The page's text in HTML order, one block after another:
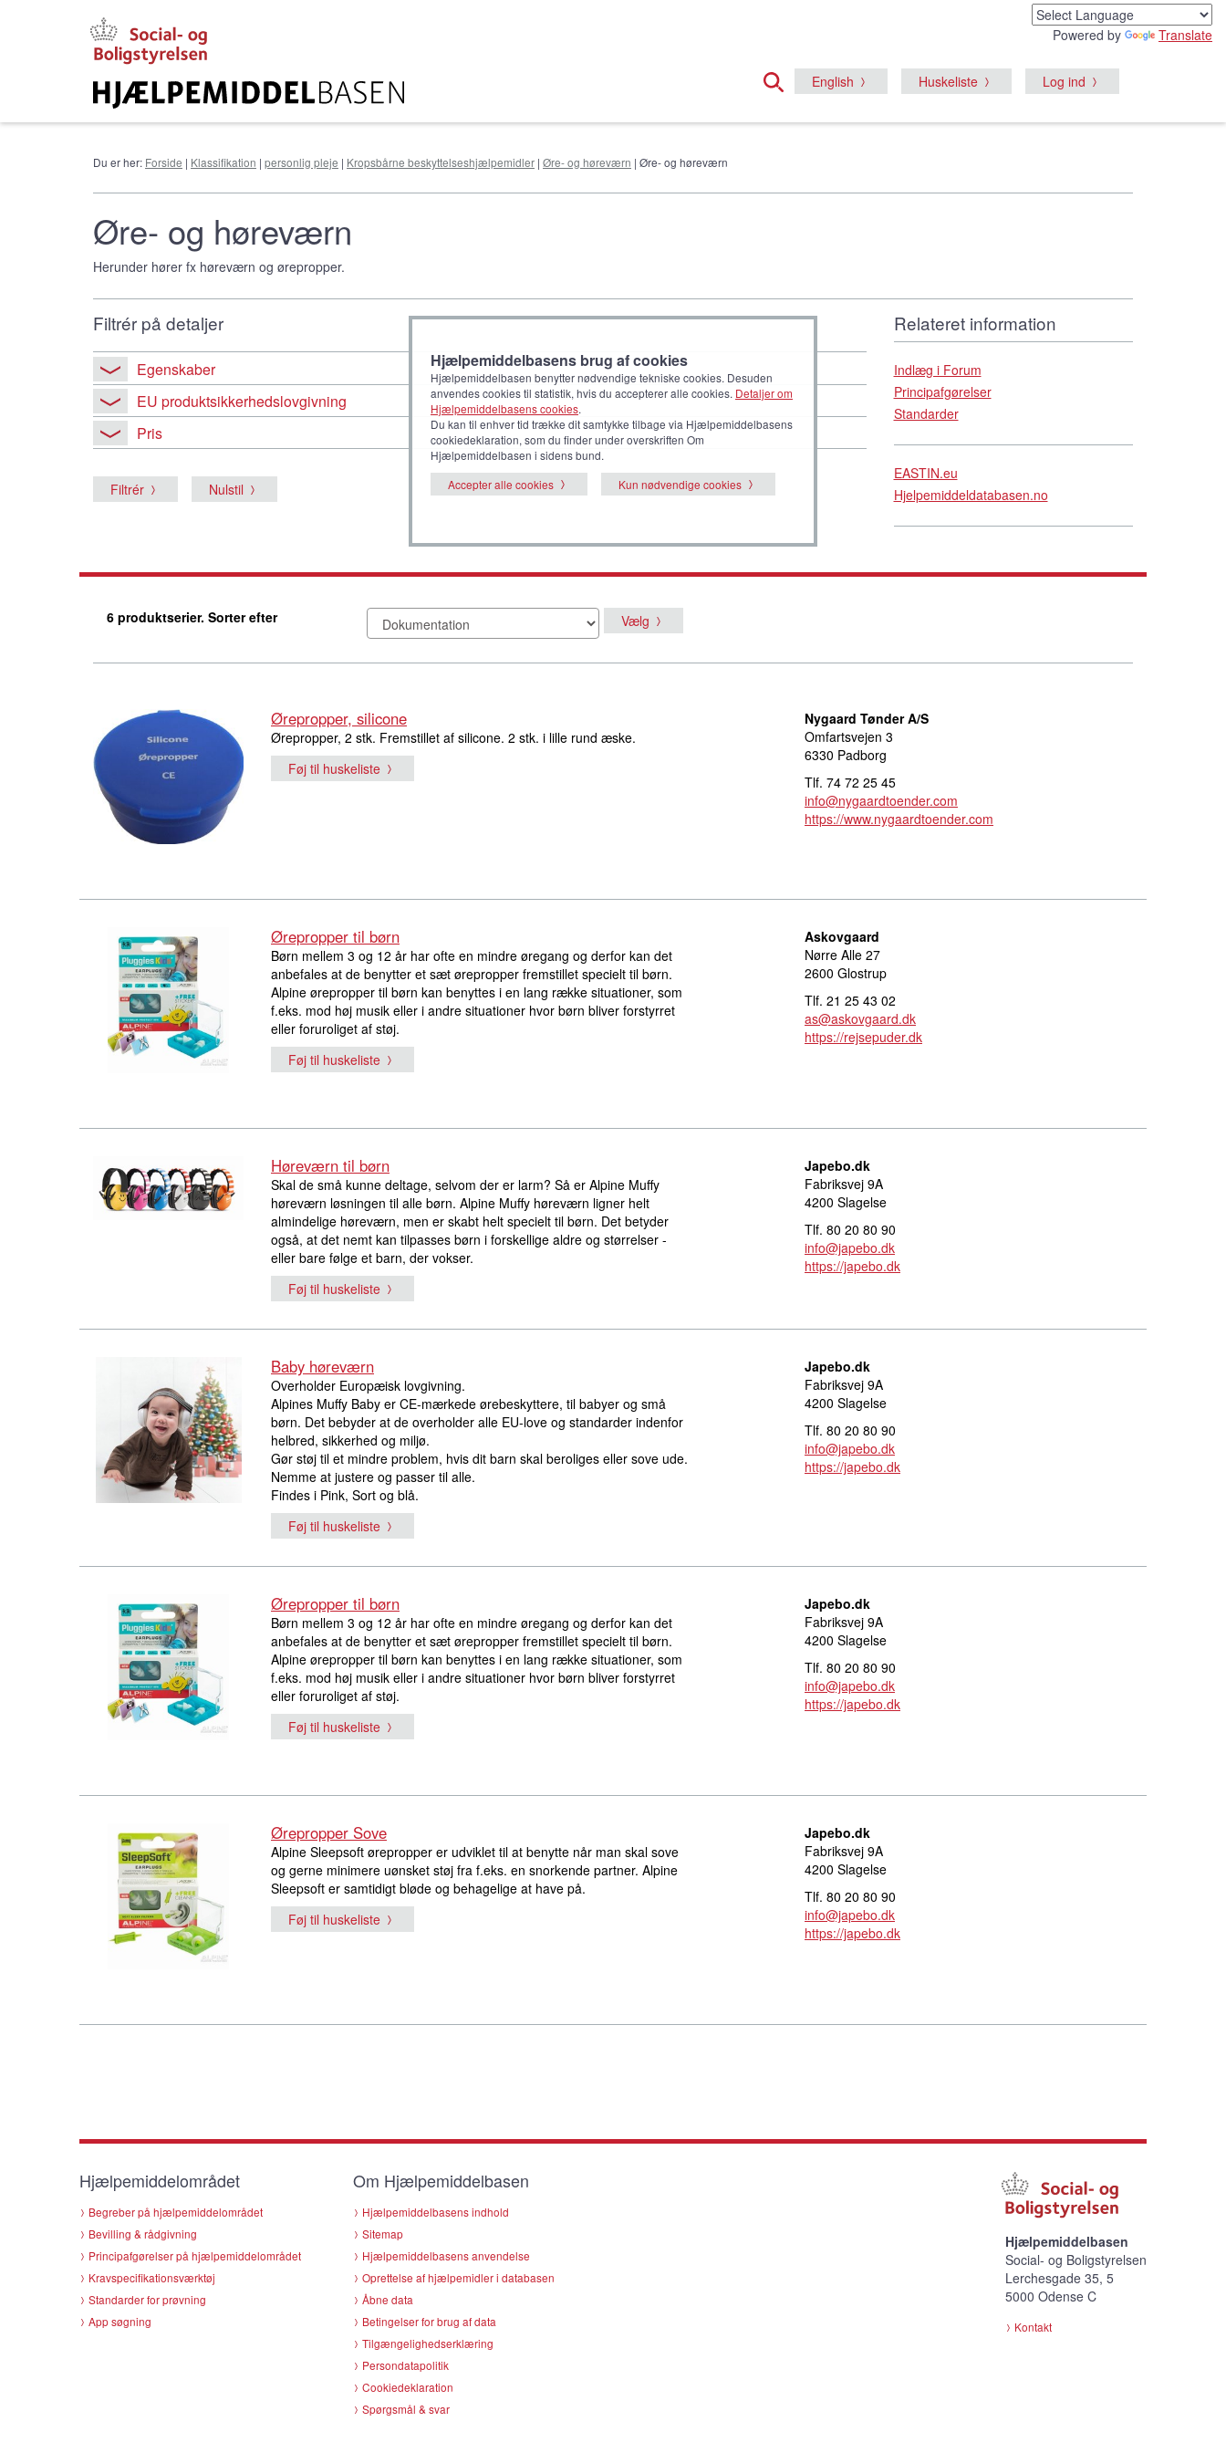
Powered by Translate
English Huskeliste Log ind
Du er her: Forside | Klassifikation | personlig pleje | Kropsbårne beskyttelseshjælpemidler | Øre- og høreværn | Øre- og høreværn
Øre- og høreværn
Herunder hører fx høreværn og ørepropper.
Filtrér på detaljer
Egenskaber
EU produktsikkerhedslovgivning
Pris
Filtrér Nulstil
Relateret information
Indlæg i Forum
Principafgørelser
Standarder
EASTIN.eu
Hjelpemiddeldatabasen.no
6 produktserier. Sorter efter Vælg
Ørepropper, silicone
Ørepropper, 2 stk. Fremstillet af silicone. 2 stk. i lille rund æske.
Føj til huskeliste
Nygaard Tønder A/S
Omfartsvejen 3
6330 Padborg
Tlf. 74 72 25 45
info@nygaardtoender.com
https://www.nygaardtoender.com
Ørepropper til børn
Børn mellem 3 og 12 år har ofte en mindre øregang og derfor kan det
anbefales at de benytter et sæt ørepropper fremstillet specielt til børn.
Alpine ørepropper til børn kan benyttes i en lang række situationer, som
f.eks. mod høj musik eller i andre situationer hvor børn bliver forstyrret
eller foruroliget af støj.
Føj til huskeliste
Askovgaard
Nørre Alle 27
2600 Glostrup
Tlf. 21 25 43 02
as@askovgaard.dk
https://rejsepuder.dk
Høreværn til børn
Skal de små kunne deltage, selvom der er larm? Så er Alpine Muffy
høreværn løsningen til alle børn. Alpine Muffy høreværn ligner helt
almindelige høreværn, men er skabt helt specielt til børn. Det betyder
også, at det nemt kan tilpasses børn i forskellige aldre og størrelser -
eller bare følge et barn, der vokser.
Føj til huskeliste
Japebo.dk
Fabriksvej 9A
4200 Slagelse
Tlf. 80 20 80 90
info@japebo.dk
https://japebo.dk
Baby høreværn
Overholder Europæisk lovgivning.
Alpines Muffy Baby er CE-mærkede ørebeskyttere, til babyer og små
børn. Det bebyder at de overholder alle EU-love og standarder indenfor
helbred, sikkerhed og miljø.
Gør støj til et mindre problem, hvis dit barn skal beroliges eller sove ude.
Nemme at justere og passer til alle.
Findes i Pink, Sort og blå.
Føj til huskeliste
Japebo.dk
Fabriksvej 9A
4200 Slagelse
Tlf. 80 20 80 90
info@japebo.dk
https://japebo.dk
Ørepropper til børn
Børn mellem 3 og 12 år har ofte en mindre øregang og derfor kan det
anbefales at de benytter et sæt ørepropper fremstillet specielt til børn.
Alpine ørepropper til børn kan benyttes i en lang række situationer, som
f.eks. mod høj musik eller i andre situationer hvor børn bliver forstyrret
eller foruroliget af støj.
Føj til huskeliste
Japebo.dk
Fabriksvej 9A
4200 Slagelse
Tlf. 80 20 80 90
info@japebo.dk
https://japebo.dk
Ørepropper Sove
Alpine Sleepsoft ørepropper er udviklet til at benytte når man skal sove
og gerne minimere uønsket støj fra f.eks. en snorkende partner. Alpine
Sleepsoft er samtidigt bløde og behagelige at have på.
Føj til huskeliste
Japebo.dk
Fabriksvej 9A
4200 Slagelse
Tlf. 80 20 80 90
info@japebo.dk
https://japebo.dk
Hjælpemiddelområdet
Begreber på hjælpemiddelområdet
Bevilling & rådgivning
Principafgørelser på hjælpemiddelområdet
Kravspecifikationsværktøj
Standarder for prøvning
App søgning
Om Hjælpemiddelbasen
Hjælpemiddelbasens indhold
Sitemap
Hjælpemiddelbasens anvendelse
Oprettelse af hjælpemidler i databasen
Åbne data
Betingelser for brug af data
Tilgængelighedserklæring
Persondatapolitik
Cookiedeklaration
Spørgsmål & svar
Hjælpemiddelbasen
Social- og Boligstyrelsen
Lerchesgade 35, 5
5000 Odense C
Kontakt
Hjælpemiddelbasens brug af cookies
Hjælpemiddelbasen benytter nødvendige tekniske cookies. Desuden
anvendes cookies til statistik, hvis du accepterer alle cookies. Detaljer om
Hjælpemiddelbasens cookies.
Du kan til enhver tid trække dit samtykke tilbage via Hjælpemiddelbasens
cookiedeklaration, som du finder under overskriften Om
Hjælpemiddelbasen i sidens bund.
Accepter alle cookies
Kun nødvendige cookies